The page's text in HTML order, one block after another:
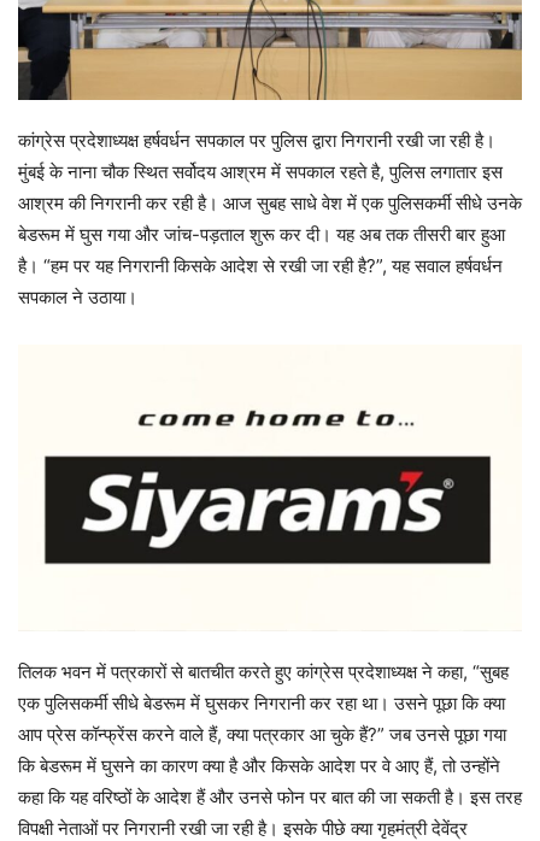
कांग्रेस प्रदेशाध्यक्ष हर्षवर्धन सपकाल पर पुलिस द्वारा निगरानी रखी जा रही है।
मुंबई के नाना चौक स्थित सर्वोदय आश्रम में सपकाल रहते है, पुलिस लगातार इस
आश्रम की निगरानी कर रही है। आज सुबह साधे वेश में एक पुलिसकर्मी सीधे उनके
बेडरूम में घुस गया और जांच-पड़ताल शुरू कर दी। यह अब तक तीसरी बार हुआ
है। “हम पर यह निगरानी किसके आदेश से रखी जा रही है?”, यह सवाल हर्षवर्धन
सपकाल ने उठाया।
तिलक भवन में पत्रकारों से बातचीत करते हुए कांग्रेस प्रदेशाध्यक्ष ने कहा, “सुबह
एक पुलिसकर्मी सीधे बेडरूम में घुसकर निगरानी कर रहा था। उसने पूछा कि क्या
आप प्रेस कॉन्फ्रेंस करने वाले हैं, क्या पत्रकार आ चुके हैं?” जब उनसे पूछा गया
कि बेडरूम में घुसने का कारण क्या है और किसके आदेश पर वे आए हैं, तो उन्होंने
कहा कि यह वरिष्ठों के आदेश हैं और उनसे फोन पर बात की जा सकती है। इस तरह
विपक्षी नेताओं पर निगरानी रखी जा रही है। इसके पीछे क्या गृहमंत्री देवेंद्र